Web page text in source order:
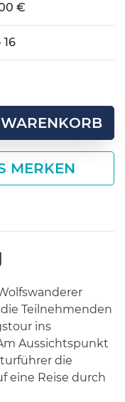
€
16
MERKEN
Teilnehmenden
ins
Aussichtspunkt
die
eine Reise durch